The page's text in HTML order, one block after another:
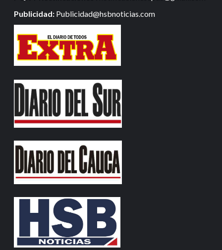
Publicidad: Publicidad@hsbnoticias.com